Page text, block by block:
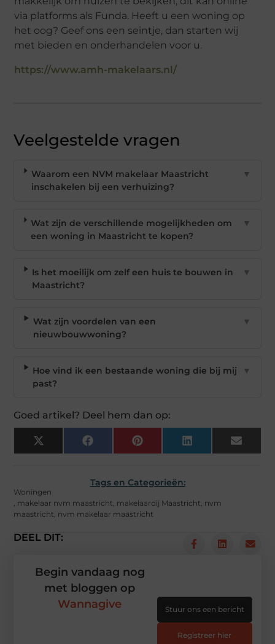
via platforms als Funda. Heeft u een woning op
het oog? Geef ons een seintje, dan starten wij
met bieden en onderhandelen voor u.
https://www.amh-makelaars.nl/
Veelgestelde vragen
Waarom een NVM makelaar Maastricht
inschakelen bij een verhuizing?
▼
Wat zijn de verschillende mogelijkheden om
een woning in Maastricht te kopen?
▼
Is het moeilijk om zelf een huis te bouwen in
Maastricht?
▼
Wat zijn voordelen van een
nieuwbouwwoning?
▼
Hoe vind ik een bestaande woning die bij mij
past?
▼
Goed artikel? Deel hem dan op:
X
(Twitter)
Facebook Pinterest LinkedIn Email
Tags en Categorieën:
Woningen
, makelaar nvm maastricht, makelaardij Maastricht, nvm
maastricht, nvm makelaar maastricht
DEEL DIT:
Begin vandaag nog
met bloggen op
Wannagive
Stuur ons een bericht
Registreer hier